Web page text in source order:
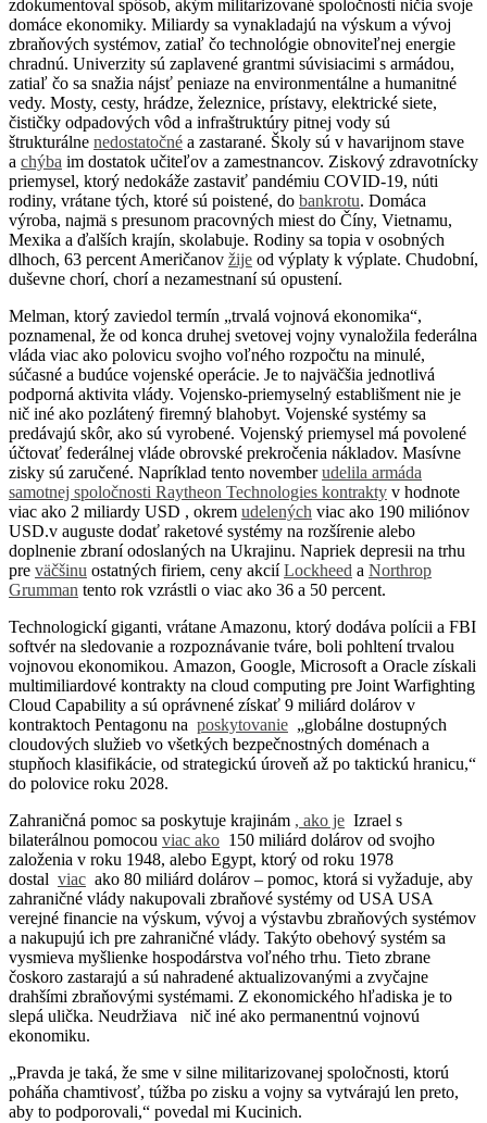
zdokumentoval spôsob, akým militarizované spoločnosti ničia svoje
domáce ekonomiky. Miliardy sa vynakladajú na výskum a vývoj
zbraňových systémov, zatiaľ čo technológie obnoviteľnej energie
chradnú. Univerzity sú zaplavené grantmi súvisiacimi s armádou,
zatiaľ čo sa snažia nájsť peniaze na environmentálne a humanitné
vedy. Mosty, cesty, hrádze, železnice, prístavy, elektrické siete,
čističky odpadových vôd a infraštruktúry pitnej vody sú
štrukturálne nedostatočné a zastarané. Školy sú v havarijnom stave
a chýba im dostatok učiteľov a zamestnancov. Ziskový zdravotnícky
priemysel, ktorý nedokáže zastaviť pandémiu COVID-19, núti
rodiny, vrátane tých, ktoré sú poistené, do bankrotu. Domáca
výroba, najmä s presunom pracovných miest do Číny, Vietnamu,
Mexika a ďalších krajín, skolabuje. Rodiny sa topia v osobných
dlhoch, 63 percent Američanov žije od výplaty k výplate. Chudobní,
duševne chorí, chorí a nezamestnaní sú opustení.
Melman, ktorý zaviedol termín „trvalá vojnová ekonomika“,
poznamenal, že od konca druhej svetovej vojny vynaložila federálna
vláda viac ako polovicu svojho voľného rozpočtu na minulé,
súčasné a budúce vojenské operácie. Je to najväčšia jednotlivá
podporná aktivita vlády. Vojensko-priemyselný establišment nie je
nič iné ako pozlátený firemný blahobyt. Vojenské systémy sa
predávajú skôr, ako sú vyrobené. Vojenský priemysel má povolené
účtovať federálnej vláde obrovské prekročenia nákladov. Masívne
zisky sú zaručené. Napríklad tento novemberudelila armáda
samotnej spoločnosti Raytheon Technologies kontrakty v hodnote
viac ako 2 miliardy USD , okrem udelených viac ako 190 miliónov
USD.v auguste dodať raketové systémy na rozšírenie alebo
doplnenie zbraní odoslaných na Ukrajinu. Napriek depresii na trhu
pre väčšinu ostatných firiem, ceny akciíLockheed a Northrop
Grumman tento rok vzrástli o viac ako 36 a 50 percent.
Technologickí giganti, vrátane Amazonu, ktorý dodáva polícii a FBI
softvér na sledovanie a rozpoznávanie tváre, boli pohltení trvalou
vojnovou ekonomikou. Amazon, Google, Microsoft a Oracle získali
multimiliardové kontrakty na cloud computing pre Joint Warfighting
Cloud Capability a sú oprávnené získať 9 miliárd dolárov v
kontraktoch Pentagonu na poskytovanie „globálne dostupných
cloudových služieb vo všetkých bezpečnostných doménach a
stupňoch klasifikácie, od strategickú úroveň až po taktickú hranicu,“
do polovice roku 2028.
Zahraničná pomoc sa poskytuje krajinám , ako je Izrael s
bilaterálnou pomocou viac ako 150 miliárd dolárov od svojho
založenia v roku 1948, alebo Egypt, ktorý od roku 1978
dostal viac ako 80 miliárd dolárov – pomoc, ktorá si vyžaduje, aby
zahraničné vlády nakupovali zbraňové systémy od USA USA
verejné financie na výskum, vývoj a výstavbu zbraňových systémov
a nakupujú ich pre zahraničné vlády. Takýto obehový systém sa
vysmieva myšlienke hospodárstva voľného trhu. Tieto zbrane
čoskoro zastarajú a sú nahradené aktualizovanými a zvyčajne
drahšími zbraňovými systémami. Z ekonomického hľadiska je to
slepá ulička. Neudržiava nič iné ako permanentnú vojnovú
ekonomiku.
„Pravda je taká, že sme v silne militarizovanej spoločnosti, ktorú
poháňa chamtivosť, túžba po zisku a vojny sa vytvárajú len preto,
aby to podporovali,“ povedal mi Kucinich.